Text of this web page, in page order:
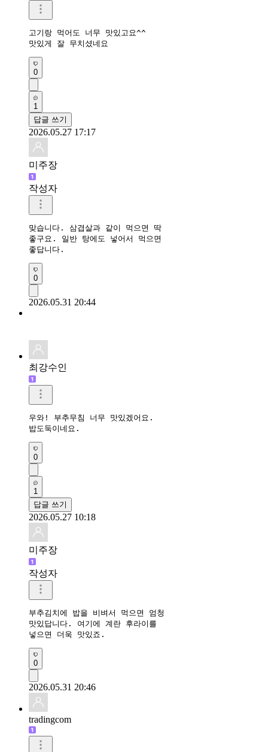
고기랑 먹어도 너무 맛있고요^^
맛있게 잘 무치셨네요
0
1
답글 쓰기
2026.05.27 17:17
미주장
작성자
맞습니다. 삼겹살과 같이 먹으면 딱
좋구요. 일반 탕에도 넣어서 먹으면
좋답니다.
0
2026.05.31 20:44
최강수인
우와! 부추무침 너무 맛있겠어요.
밥도둑이네요.
0
1
답글 쓰기
2026.05.27 10:18
미주장
작성자
부추김치에 밥을 비벼서 먹으면 엄청
맛있답니다. 여기에 계란 후라이를
넣으면 더욱 맛있죠.
0
2026.05.31 20:46
tradingcom